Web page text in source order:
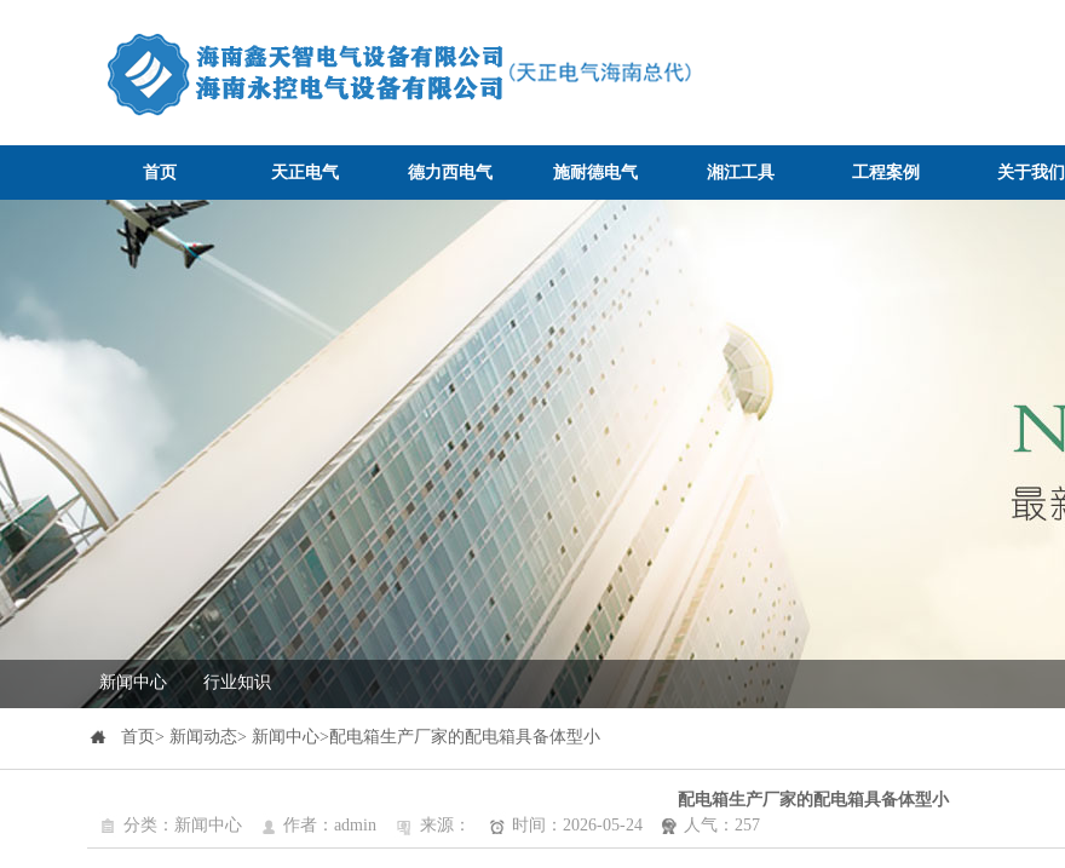
首页 天正电气 德力西电气 施耐德电气 湘江工具 工程案例 关于我们
新闻中心 行业知识
首页> 新闻动态> 新闻中心>配电箱生产厂家的配电箱具备体型小
配电箱生产厂家的配电箱具备体型小
分类：新闻中心 作者：admin 来源： 时间：2026-05-24 人气：257